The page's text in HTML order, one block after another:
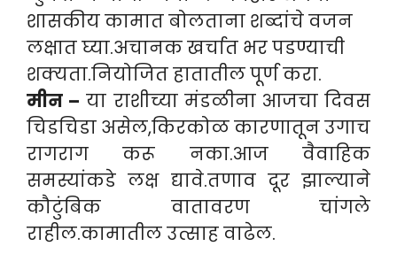
शासकीय कामात बोलताना शब्दांचे वजन
लक्षात घ्या.अचानक खर्चात भर पडण्याची
शक्यता.नियोजित हातातील पूर्ण करा.
मीन – या राशीच्या मंडळीना आजचा दिवस
चिडचिडा असेल,किरकोळ कारणातून उगाच
रागराग करू नका.आज वैवाहिक
समस्यांकडे लक्ष द्यावे.तणाव दूर झाल्याने
कौटुंबिक वातावरण चांगले
राहील.कामातील उत्साह वाढेल.